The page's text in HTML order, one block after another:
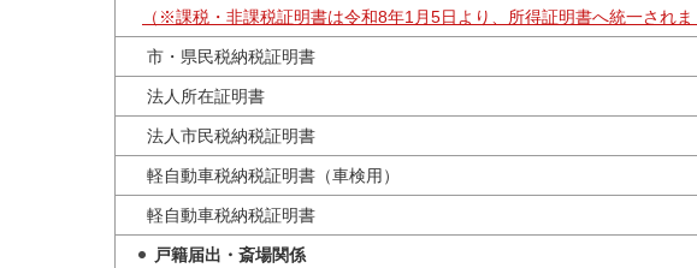
（※課税・非課税証明書は令和8年1月5日より、所得証明書へ統一され
市・県民税納税証明書
法人所在証明書
法人市民税納税証明書
軽自動車税納税証明書（車検用）
軽自動車税納税証明書
戸籍届出・斎場関係